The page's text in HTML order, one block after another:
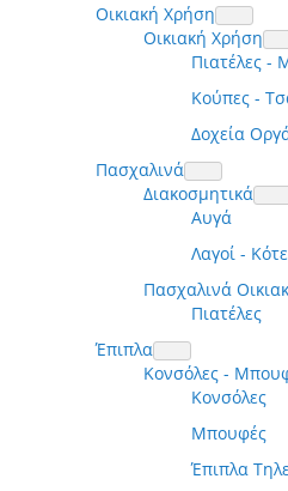
Οικιακή Χρήση
Οικιακή Χρήση
Πιατέλες -
Κούπες -
Δοχεία
Πασχαλινά
Διακοσμητικά
Αυγά
Λαγοί -
Πασχαλινά
Πιατέλες
Έπιπλα
Κονσόλες -
Κονσόλες
Μπουφές
Έπιπλα